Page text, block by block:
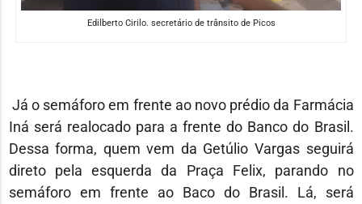
Edilberto Cirilo. secretário de trânsito de Picos
Já o semáforo em frente ao novo prédio da Farmácia
Iná será realocado para a frente do Banco do Brasil.
Dessa forma, quem vem da Getúlio Vargas seguirá
direto pela esquerda da Praça Felix, parando no
semáforo em frente ao Baco do Brasil. Lá, será